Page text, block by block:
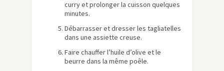
curry et prolonger la cuisson quelques
minutes.
Débarrasser et dresser les tagliatelles
dans une assiette creuse.
Faire chauffer l’huile d’olive et le
beurre dans la même poêle.